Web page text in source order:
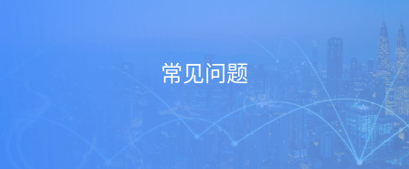
常见问题